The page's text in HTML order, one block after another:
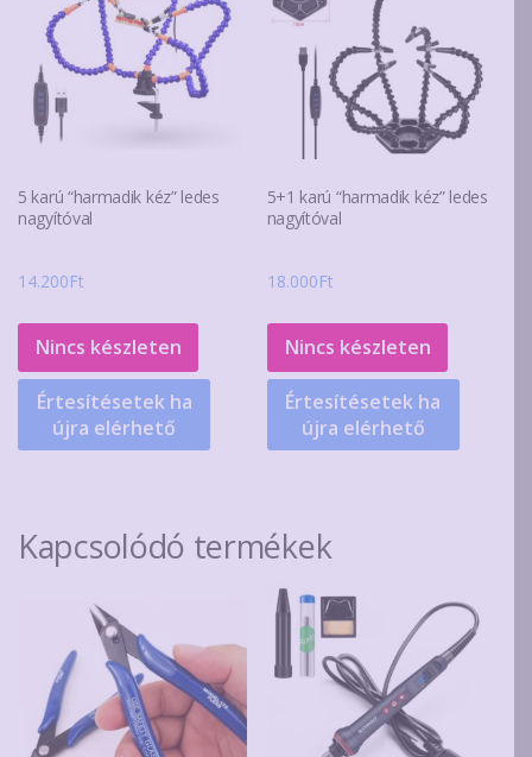
5 karú “harmadik kéz” ledes
nagyítóval
14.200Ft
Nincs készleten
Értesítésetek ha
újra elérhető
5+1 karú “harmadik kéz” ledes
nagyítóval
18.000Ft
Nincs készleten
Értesítésetek ha
újra elérhető
Kapcsolódó termékek